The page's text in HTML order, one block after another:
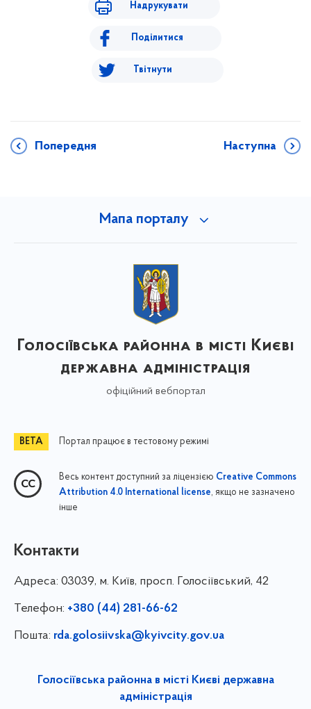
Надрукувати
Поділитися
Твітнути
Попередня Наступна
Мапа порталу
Голосіївська районна в місті Києві
державна адміністрація
офіційний вебпортал
Портал працює в тестовому режимі
Весь контент доступний за ліцензією Creative Commons
Attribution 4.0 International license, якщо не зазначено
інше
Контакти
Адреса: 03039, м. Київ, просп. Голосіївський, 42
Телефон: +380 (44) 281-66-62
Пошта: rda.golosiivska@kyivcity.gov.ua
Голосіївська районна в місті Києві державна
адміністрація